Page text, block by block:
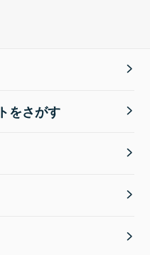
をさがす